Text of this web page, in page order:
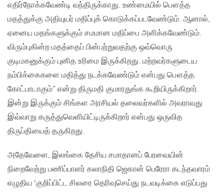
எதிர்நோக்கவேண்டி வந்திருக்காது. உண்மையில் பௌத்த
மதத்துக்கு அதியுயர் மதிப்புக் கொடுக்கப்படவேண்டும். ஆனால்,
ஏனைய மதங்களுக்கும் சமமான மதிப்பை அளிக்கவேண்டும்.
விரும்புகின்ற மதத்தைப் பின்பற்றுவதற்கு ஒவ்வொரு
குடிமகனுக்கும் புனித உரிமை இருக்கிறது. மற்றவர்களுடைய
நம்பிக்கைகளை மதித்து நடக்கவேண்டும் என்பது பௌத்த
கோட்பாடாகும்” என்று திருமதி குமாரதுங்க கூறியிருக்கிறார்.
இன்று இருக்கும் சிங்கள அரசியல் தலைவர்களில் அவராவது
இவ்வாறு கருத்துவெளியிட்டிருக்கிறார் என்பது ஒருவித
திருப்தியைத் தருகிறது.
அதேவேளை, இலங்கை தேசிய சமாதானப் பேரவையின்
நிறைவேற்று பணிப்பாளர் கலாநிதி ஜெகான் பெரேரா கடந்தவாரம்
எழுதிய ‘குறிப்பிட்ட சிலரை தெரிவுசெய்து நடவடிக்கை எடுப்பது